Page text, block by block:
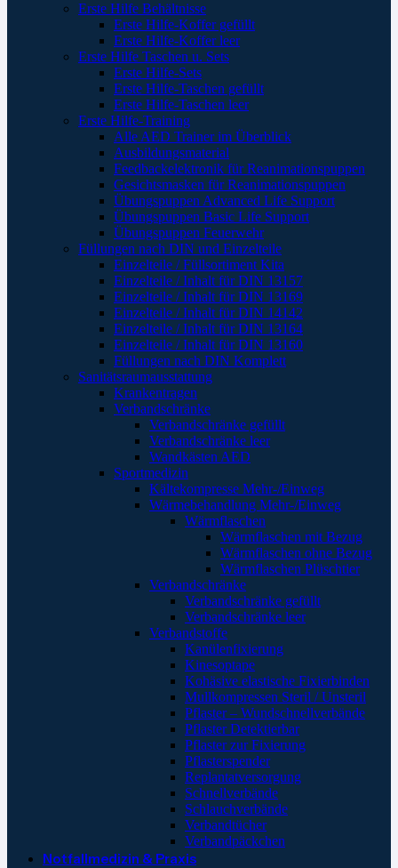
Erste Hilfe Behältnisse
Erste Hilfe-Koffer gefüllt
Erste Hilfe-Koffer leer
Erste Hilfe Taschen u. Sets
Erste Hilfe-Sets
Erste Hilfe-Taschen gefüllt
Erste Hilfe-Taschen leer
Erste Hilfe-Training
Alle AED Trainer im Überblick
Ausbildungsmaterial
Feedbackelektronik für Reanimationspuppen
Gesichtsmasken für Reanimationspuppen
Übungspuppen Advanced Life Support
Übungspuppen Basic Life Support
Übungspuppen Feuerwehr
Füllungen nach DIN und Einzelteile
Einzelteile / Füllsortiment Kita
Einzelteile / Inhalt für DIN 13157
Einzelteile / Inhalt für DIN 13169
Einzelteile / Inhalt für DIN 14142
Einzelteile / Inhalt für DIN 13164
Einzelteile / Inhalt für DIN 13160
Füllungen nach DIN Komplett
Sanitätsraumausstattung
Krankentragen
Verbandschränke
Verbandschränke gefüllt
Verbandschränke leer
Wandkästen AED
Sportmedizin
Kältekompresse Mehr-/Einweg
Wärmebehandlung Mehr-/Einweg
Wärmflaschen
Wärmflaschen mit Bezug
Wärmflaschen ohne Bezug
Wärmflaschen Plüschtier
Verbandschränke
Verbandschränke gefüllt
Verbandschränke leer
Verbandstoffe
Kanülenfixierung
Kinesoptape
Kohäsive elastische Fixierbinden
Mullkompressen Steril / Unsteril
Pflaster – Wundschnellverbände
Pflaster Detektierbar
Pflaster zur Fixierung
Pflasterspender
Replantatversorgung
Schnellverbände
Schlauchverbände
Verbandtücher
Verbandpäckchen
Notfallmedizin & Praxis